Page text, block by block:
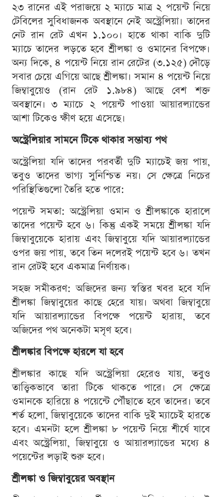
২৩ রানের এই পরাজয়ে ২ ম্যাচে মাত্র ২ পয়েন্ট নিয়ে
টেবিলের সুবিধাজনক অবস্থানে নেই অস্ট্রেলিয়া। তাদের
নেট রান রেট এখন ১.১০০। হাতে থাকা বাকি দুটি
ম্যাচে তাদের লড়তে হবে শ্রীলঙ্কা ও ওমানের বিপক্ষে।
অন্য দিকে, ৪ পয়েন্ট নিয়ে রান রেটের (৩.১২৫) দৌড়ে
সবার চেয়ে এগিয়ে আছে শ্রীলঙ্কা। সমান ৪ পয়েন্ট নিয়ে
জিম্বাবুয়েও (রান রেট ১.৯৮৪) আছে বেশ শক্ত
অবস্থানে। ৩ ম্যাচে ২ পয়েন্ট পাওয়া আয়ারল্যান্ডের
আশা টিকেও ক্ষীণ হয়ে এসেছে।
অস্ট্রেলিয়ার সামনে টিকে থাকার সম্ভাব্য পথ
অস্ট্রেলিয়া যদি তাদের পরবর্তী দুটি ম্যাচেই জয় পায়,
তবুও তাদের ভাগ্য সুনিশ্চিত নয়। সে ক্ষেত্রে নিচের
পরিস্থিতিগুলো তৈরি হতে পারে:
পয়েন্ট সমতা: অস্ট্রেলিয়া ওমান ও শ্রীলঙ্কাকে হারালে
তাদের পয়েন্ট হবে ৬। কিন্তু একই সময়ে শ্রীলঙ্কা যদি
জিম্বাবুয়েকে হারায় এবং জিম্বাবুয়ে যদি আয়ারল্যান্ডের
ওপর জয় পায়, তবে তিন দলেরই পয়েন্ট হবে ৬। তখন
রান রেটই হবে একমাত্র নির্ণায়ক।
সহজ সমীকরণ: অজিদের জন্য স্বস্তির খবর হবে যদি
শ্রীলঙ্কা জিম্বাবুয়ের কাছে হেরে যায়। অথবা জিম্বাবুয়ে
যদি আয়ারল্যান্ডের বিপক্ষে পয়েন্ট হারায়, তবে
অজিদের পথ অনেকটা মসৃণ হবে।
শ্রীলঙ্কার বিপক্ষে হারলে যা হবে
শ্রীলঙ্কার কাছে যদি অস্ট্রেলিয়া হেরেও যায়, তবুও
তাত্ত্বিকভাবে তারা টিকে থাকতে পারে। সে ক্ষেত্রে
ওমানকে হারিয়ে ৪ পয়েন্টে পৌঁছাতে হবে তাদের। তবে
শর্ত হলো, জিম্বাবুয়েকে তাদের বাকি দুই ম্যাচেই হারতে
হবে। এমনটা হলে শ্রীলঙ্কা ৮ পয়েন্ট নিয়ে শীর্ষে যাবে
এবং অস্ট্রেলিয়া, জিম্বাবুয়ে ও আয়ারল্যান্ডের মধ্যে ৪
পয়েন্টের লড়াই শুরু হবে।
শ্রীলঙ্কা ও জিম্বাবুয়ের অবস্থান